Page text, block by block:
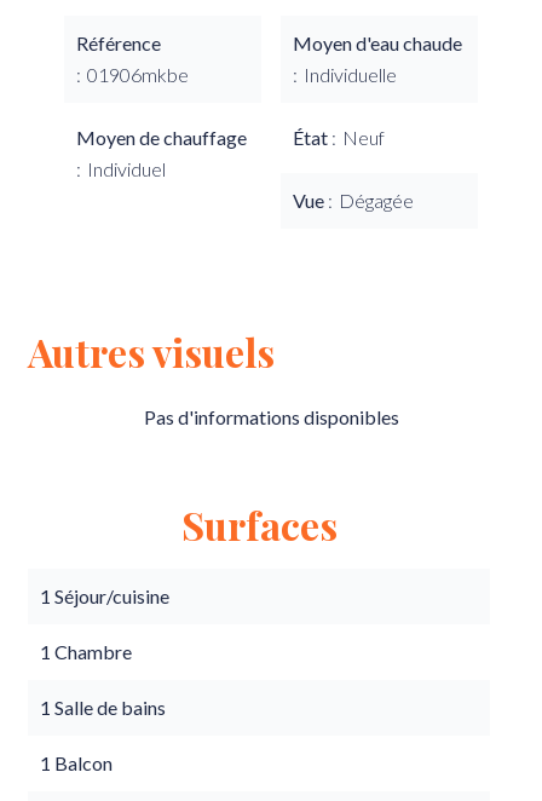
Référence
01906mkbe
Moyen de chauffage
Individuel
Moyen d'eau chaude
Individuelle
État Neuf
Vue Dégagée
Autres visuels
Pas d'informations disponibles
Surfaces
1 Séjour/cuisine
1 Chambre
1 Salle de bains
1 Balcon